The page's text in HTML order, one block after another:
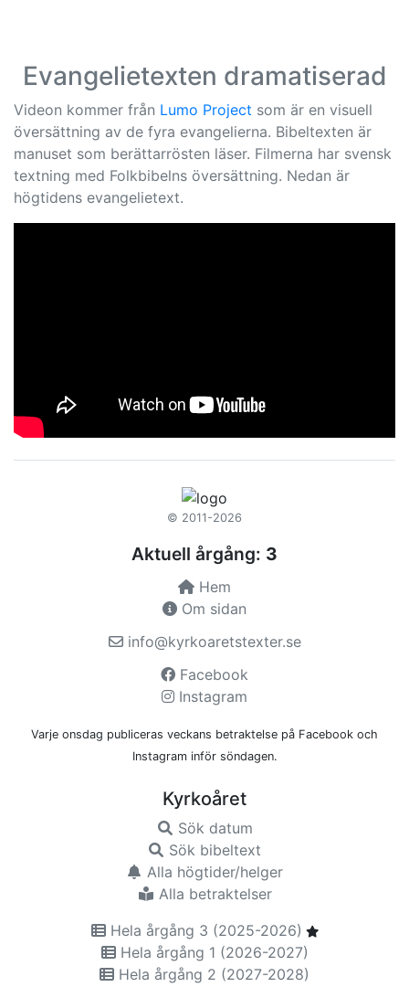
Evangelietexten dramatiserad
Videon kommer från Lumo Project som är en visuell
översättning av de fyra evangelierna. Bibeltexten är
manuset som berättarrösten läser. Filmerna har svensk
textning med Folkbibelns översättning. Nedan är
högtidens evangelietext.
© 2011-2026
Aktuell årgång: 3
Hem
Om sidan
info@kyrkoaretstexter.se
Facebook
Instagram
Varje onsdag publiceras veckans betraktelse på Facebook och
Instagram inför söndagen.
Kyrkoåret
Sök datum
Sök bibeltext
Alla högtider/helger
Alla betraktelser
Hela årgång 3 (2025-2026)
Hela årgång 1 (2026-2027)
Hela årgång 2 (2027-2028)